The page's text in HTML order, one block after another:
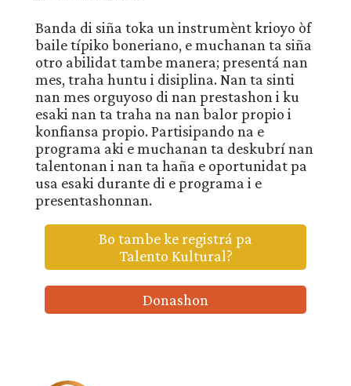
Banda di siña toka un instrumènt krioyo òf
baile típiko boneriano, e muchanan ta siña
otro abilidat tambe manera; presentá nan
mes, traha huntu i disiplina. Nan ta sinti
nan mes orguyoso di nan prestashon i ku
esaki nan ta traha na nan balor propio i
konfiansa propio. Partisipando na e
programa aki e muchanan ta deskubrí nan
talentonan i nan ta haña e oportunidat pa
usa esaki durante di e programa i e
presentashonnan.
Bo tambe ke registrá pa
Talento Kultural?
Donashon